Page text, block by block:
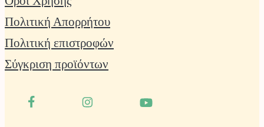
Πολιτική Απορρήτου
Πολιτική επιστροφών
Σύγκριση προϊόντων